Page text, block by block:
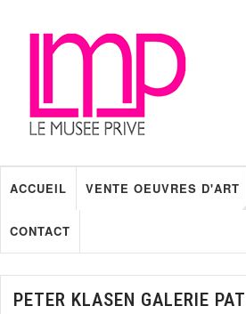
ACCUEIL VENTE OEUVRES D'ART
CONTACT
PETER KLASEN GALERIE